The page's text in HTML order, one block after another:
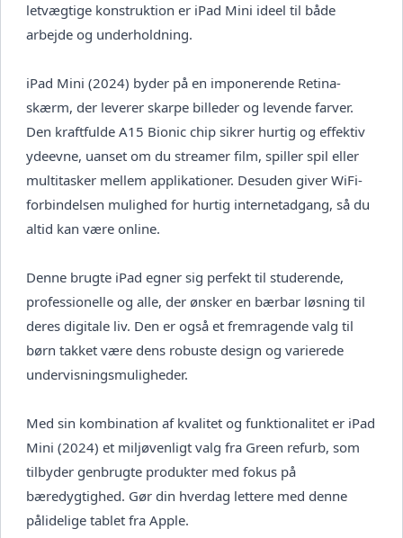
letvægtige konstruktion er iPad Mini ideel til både
arbejde og underholdning.
iPad Mini (2024) byder på en imponerende Retina-
skærm, der leverer skarpe billeder og levende farver.
Den kraftfulde A15 Bionic chip sikrer hurtig og effektiv
ydeevne, uanset om du streamer film, spiller spil eller
multitasker mellem applikationer. Desuden giver WiFi-
forbindelsen mulighed for hurtig internetadgang, så du
altid kan være online.
Denne brugte iPad egner sig perfekt til studerende,
professionelle og alle, der ønsker en bærbar løsning til
deres digitale liv. Den er også et fremragende valg til
børn takket være dens robuste design og varierede
undervisningsmuligheder.
Med sin kombination af kvalitet og funktionalitet er iPad
Mini (2024) et miljøvenligt valg fra Green refurb, som
tilbyder genbrugte produkter med fokus på
bæredygtighed. Gør din hverdag lettere med denne
pålidelige tablet fra Apple.